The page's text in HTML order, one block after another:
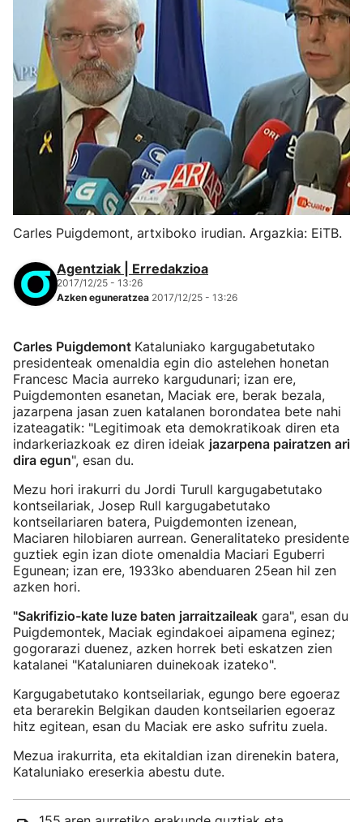
Carles Puigdemont, artxiboko irudian. Argazkia: EiTB.
Agentziak | Erredakzioa
2017/12/25 - 13:26
Azken eguneratzea 2017/12/25 - 13:26
Carles Puigdemont Kataluniako kargugabetutako
presidenteak omenaldia egin dio astelehen honetan
Francesc Macia aurreko kargudunari; izan ere,
Puigdemonten esanetan, Maciak ere, berak bezala,
jazarpena jasan zuen katalanen borondatea bete nahi
izateagatik: "Legitimoak eta demokratikoak diren eta
indarkeriazkoak ez diren ideiak jazarpena pairatzen ari
dira egun", esan du.
Mezu hori irakurri du Jordi Turull kargugabetutako
kontseilariak, Josep Rull kargugabetutako
kontseilariaren batera, Puigdemonten izenean,
Maciaren hilobiaren aurrean. Generalitateko presidente
guztiek egin izan diote omenaldia Maciari Eguberri
Egunean; izan ere, 1933ko abenduaren 25ean hil zen
azken hori.
"Sakrifizio-kate luze baten jarraitzaileak gara", esan du
Puigdemontek, Maciak egindakoei aipamena eginez;
gogorarazi duenez, azken horrek beti eskatzen zien
katalanei "Kataluniaren duinekoak izateko".
Kargugabetutako kontseilariak, egungo bere egoeraz
eta berarekin Belgikan dauden kontseilarien egoeraz
hitz egitean, esan du Maciak ere asko sufritu zuela.
Mezua irakurrita, eta ekitaldian izan direnekin batera,
Kataluniako ereserkia abestu dute.